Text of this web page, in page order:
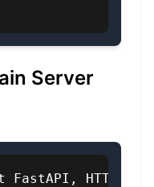
Server